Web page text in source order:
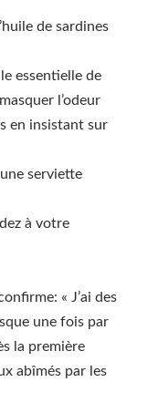
de sardines
essentielle de
l’odeur
en insistant sur
serviette
à votre
« J’ai des
une fois par
la première
abîmés par les